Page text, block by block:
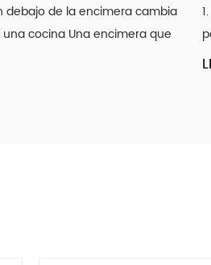
la iluminación con filamentos:
une a la eficiencia moderna ...